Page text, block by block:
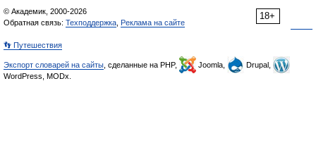
18+
© Академик, 2000-2026
Обратная связь: Техподдержка Реклама на сайте
👣 Путешествия
Экспорт словарей на сайты , сделанные на PHP, Joomla,
Drupal,
WordPress, MODx.